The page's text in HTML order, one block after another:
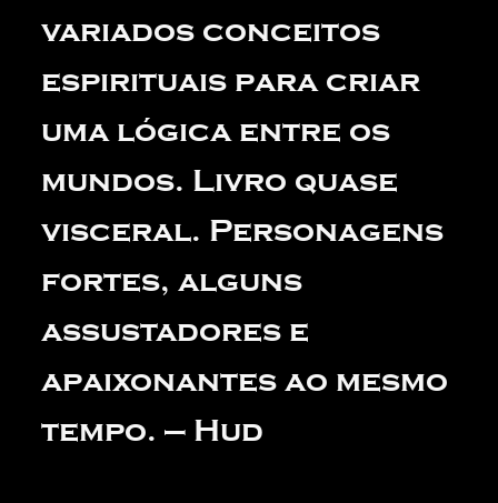
variados conceitos
espirituais para criar
uma lógica entre os
mundos. Livro quase
visceral. Personagens
fortes, alguns
assustadores e
apaixonantes ao mesmo
tempo. — Hud